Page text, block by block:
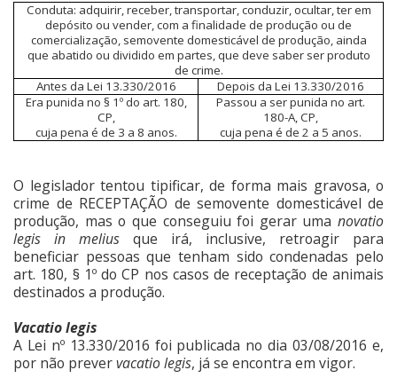
Conduta: adquirir, receber, transportar, conduzir, ocultar, ter em
depósito ou vender, com a finalidade de produção ou de
comercialização, semovente domesticável de produção, ainda
que abatido ou dividido em partes, que deve saber ser produto
de crime.
Antes da Lei 13.330/2016
Depois da Lei 13.330/2016
Era punida no § 1º do art. 180,
CP,
cuja pena é de 3 a 8 anos.
Passou a ser punida no art.
180-A, CP,
cuja pena é de 2 a 5 anos.
O legislador tentou tipificar, de forma mais gravosa, o
crime de RECEPTAÇÃO de semovente domesticável de
produção, mas o que conseguiu foi gerar uma novatio
legis in melius que irá, inclusive, retroagir para
beneficiar pessoas que tenham sido condenadas pelo
art. 180, § 1º do CP nos casos de receptação de animais
destinados a produção.
Vacatio legis
A Lei nº 13.330/2016 foi publicada no dia 03/08/2016 e,
por não prevervacatio legis, já se encontra em vigor.